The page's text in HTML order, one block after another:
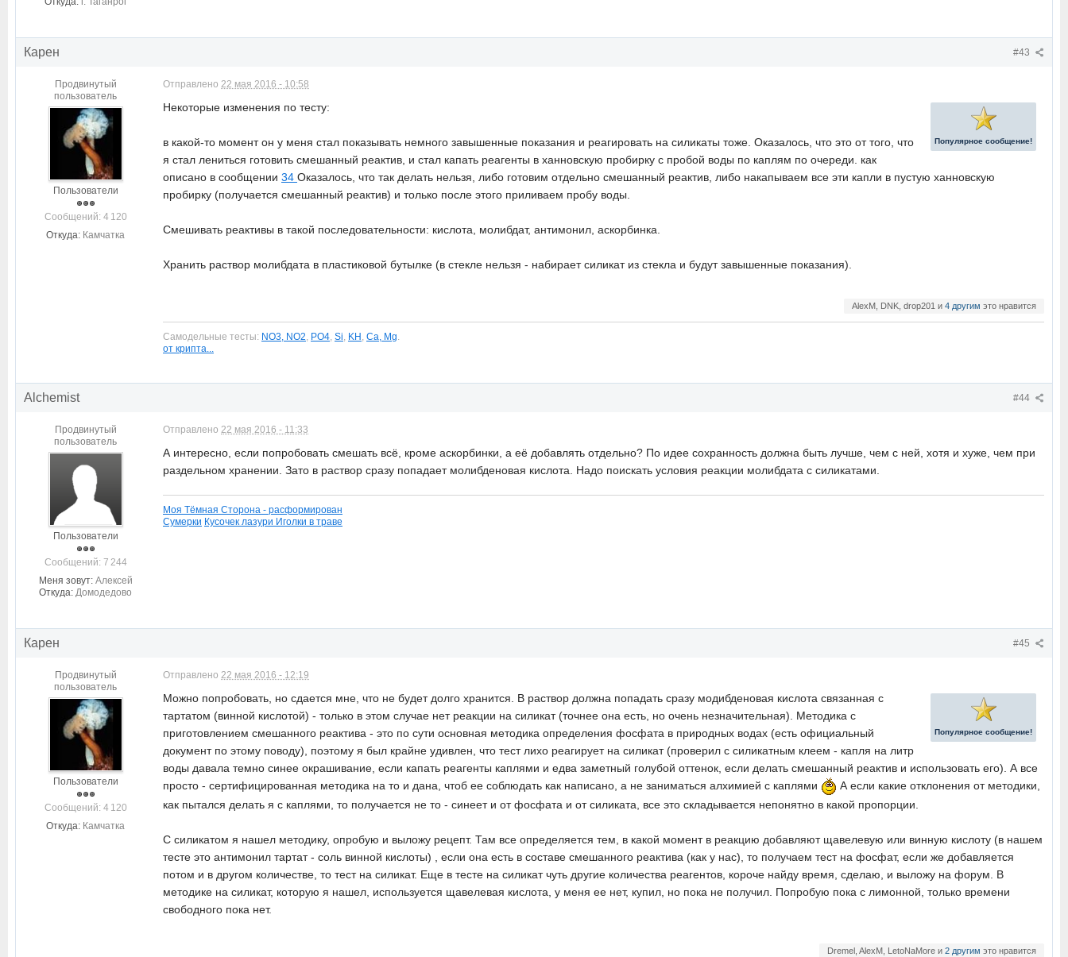
#43
Карен
Продвинутый
пользователь
Пользователи
Cообщений: 4 120
Откуда: Камчатка
Отправлено 22 мая 2016 - 10:58
Популярное сообщение!
Некоторые изменения по тесту:
в какой-то момент он у меня стал показывать немного завышенные показания и реагировать на силикаты тоже. Оказалось, что это от того, что
я стал лениться готовить смешанный реактив, и стал капать реагенты в ханновскую пробирку с пробой воды по каплям по очереди. как
описано в сообщении 34 Оказалось, что так делать нельзя, либо готовим отдельно смешанный реактив, либо накапываем все эти капли в пустую ханновскую
пробирку (получается смешанный реактив) и только после этого приливаем пробу воды.
Смешивать реактивы в такой последовательности: кислота, молибдат, антимонил, аскорбинка.
Хранить раствор молибдата в пластиковой бутылке (в стекле нельзя - набирает силикат из стекла и будут завышенные показания).
AlexM, DNK, drop201 и 4 другим это нравится
Самодельные тесты: NO3, NO2 PO4 Si KH Ca, Mg
от крипта...
#44
Alchemist
Продвинутый
пользователь
Пользователи
Cообщений: 7 244
Меня зовут: Алексей
Откуда: Домодедово
Отправлено 22 мая 2016 - 11:33
А интересно, если попробовать смешать всё, кроме аскорбинки, а её добавлять отдельно? По идее сохранность должна быть лучше, чем с ней, хотя и хуже, чем при
раздельном хранении. Зато в раствор сразу попадает молибденовая кислота. Надо поискать условия реакции молибдата с силикатами.
Моя Тёмная Сторона - расформирован
Сумерки Кусочек лазури Иголки в траве
#45
Карен
Продвинутый
пользователь
Пользователи
Cообщений: 4 120
Откуда: Камчатка
Отправлено 22 мая 2016 - 12:19
Популярное сообщение!
Можно попробовать, но сдается мне, что не будет долго хранится. В раствор должна попадать сразу модибденовая кислота связанная с
тартатом (винной кислотой) - только в этом случае нет реакции на силикат (точнее она есть, но очень незначительная). Методика с
приготовлением смешанного реактива - это по сути основная методика определения фосфата в природных водах (есть официальный
документ по этому поводу), поэтому я был крайне удивлен, что тест лихо реагирует на силикат (проверил с силикатным клеем - капля на литр
воды давала темно синее окрашивание, если капать реагенты каплями и едва заметный голубой оттенок, если делать смешанный реактив и использовать его). А все
просто - сертифицированная методика на то и дана, чтоб ее соблюдать как написано, а не заниматься алхимией с каплями
А если какие отклонения от методики,
как пытался делать я с каплями, то получается не то - синеет и от фосфата и от силиката, все это складывается непонятно в какой пропорции.
С силикатом я нашел методику, опробую и выложу рецепт. Там все определяется тем, в какой момент в реакцию добавляют щавелевую или винную кислоту (в нашем
тесте это антимонил тартат - соль винной кислоты) , если она есть в составе смешанного реактива (как у нас), то получаем тест на фосфат, если же добавляется
потом и в другом количестве, то тест на силикат. Еще в тесте на силикат чуть другие количества реагентов, короче найду время, сделаю, и выложу на форум. В
методике на силикат, которую я нашел, используется щавелевая кислота, у меня ее нет, купил, но пока не получил. Попробую пока с лимонной, только времени
свободного пока нет.
Dremel, AlexM, LetoNaMore и 2 другим это нравится